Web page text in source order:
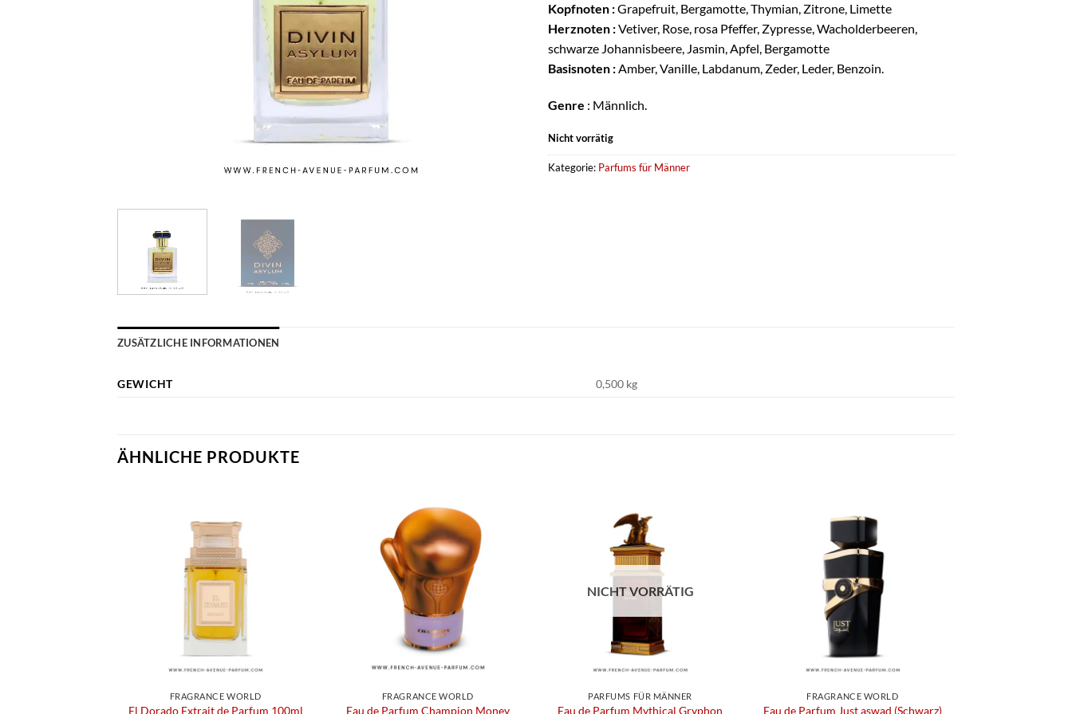
Kopfnoten :Grapefruit, Bergamotte, Thymian, Zitrone, Limette
Herznoten :Vetiver, Rose, rosa Pfeffer, Zypresse, Wacholderbeeren,
schwarze Johannisbeere, Jasmin, Apfel, Bergamotte
Basisnoten :Amber, Vanille, Labdanum, Zeder, Leder, Benzoin.
Genre : Männlich.
Nicht vorrätig
Kategorie: Parfums für Männer
ZUSÄTZLICHE INFORMATIONEN
GEWICHT 0,500 kg
ÄHNLICHE PRODUKTE
FRAGRANCE WORLD
El Dorado Extrait de Parfum 100ml
FRAGRANCE WORLD
Eau de Parfum Champion Money
NICHT VORRÄTIG
PARFUMS FÜR MÄNNER
Eau de Parfum Mythical Gryphon
FRAGRANCE WORLD
Eau de Parfum Just aswad (Schwarz)